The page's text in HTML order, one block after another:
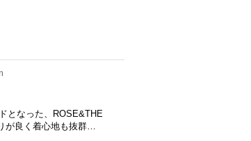
となった、ROSE&THE
が良く着心地も抜群…